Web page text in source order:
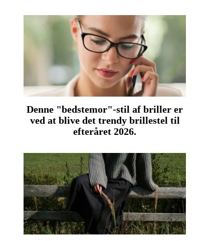
Denne "bedstemor"-stil af briller er
ved at blive det trendy brillestel til
efteråret 2026.